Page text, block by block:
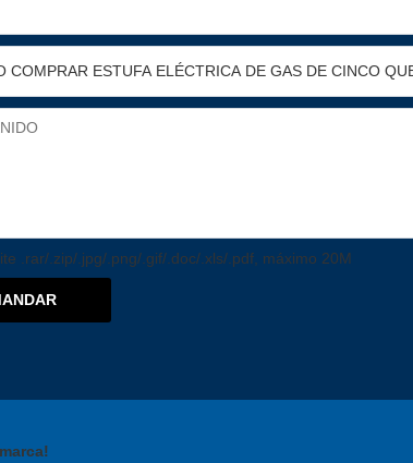
.rar/.zip/.jpg/.png/.gif/.doc/.xls/.pdf, máximo 20M